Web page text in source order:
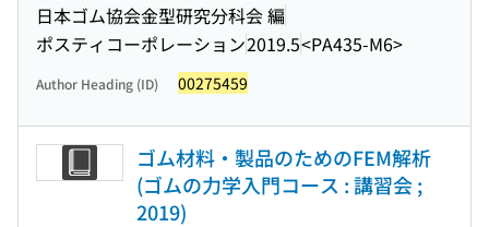
日本ゴム協会金型研究分科会 編
ポスティコーポレーション2019.5<PA435-M6>
Author Heading (ID) 00275459
ゴム材料・製品のためのFEM解析
(ゴムの力学入門コース : 講習会 ;
2019)